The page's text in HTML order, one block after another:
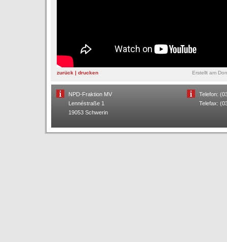
zurück | drucken Erstellt am
NPD-Fraktion MV
Lennéstraße 1
19053 Schwerin
Telefon:
Telefax: